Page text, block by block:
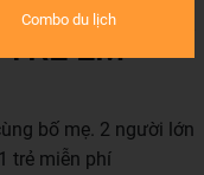
EM
bố mẹ. 2 người lớn
trẻ miễn phí
Combo du lịch